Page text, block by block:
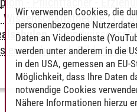
(1.1.5)
-
Wir verwenden Cookies, die
personenbezogene
Daten an Videodienste
werden unter anderem in die
in den USA, gemessen an
Möglichkeit, dass Ihre Daten
notwendige Cookies
Nähere Informationen hierzu